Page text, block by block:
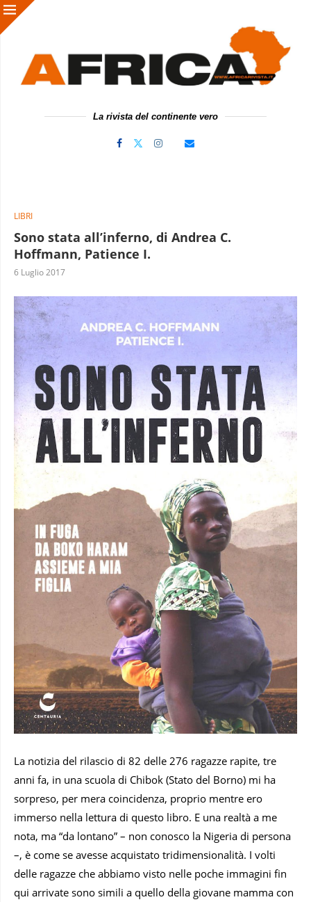
La rivista del continente vero
LIBRI
Sono stata all’inferno, di Andrea C.
Hoffmann, Patience I.
6 Luglio 2017
La notizia del rilascio di 82 delle 276 ragazze rapite, tre
anni fa, in una scuola di Chibok (Stato del Borno) mi ha
sorpreso, per mera coincidenza, proprio mentre ero
immerso nella lettura di questo libro. E una realtà a me
nota, ma “da lontano” – non conosco la Nigeria di persona
–, è come se avesse acquistato tridimensionalità. I volti
delle ragazze che abbiamo visto nelle poche immagini fin
qui arrivate sono simili a quello della giovane mamma con